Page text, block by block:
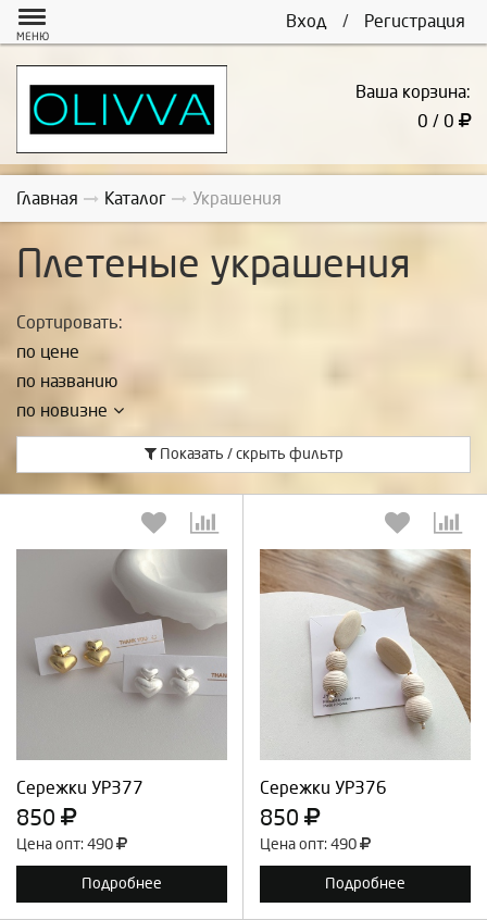
Вход / Регистрация
МЕНЮ
Ваша корзина:
0 / 0
Главная Каталог Украшения
Плетеные украшения
Сортировать:
по цене
по названию
по новизне
Показать / скрыть фильтр
Сережки УР377
850
Цена опт: 490
Подробнее
Выберите количество:
Сережки УР376
850
Цена опт: 490
Подробнее
Выберите количество: